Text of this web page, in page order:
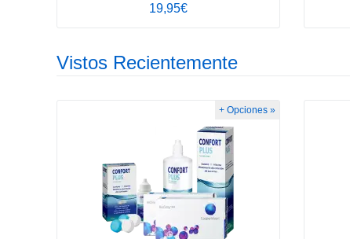
19,95€
Vistos Recientemente
+ Opciones »